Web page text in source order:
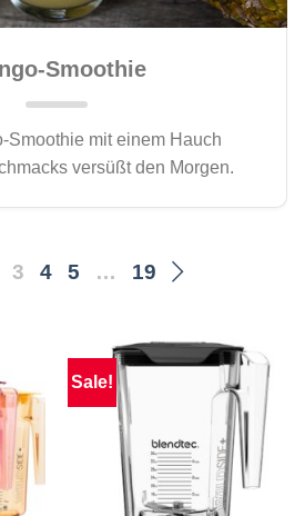
Smoothie
Smoothie mit einem Hauch
versüßt den Morgen.
3 4 5 … 19
Sale!